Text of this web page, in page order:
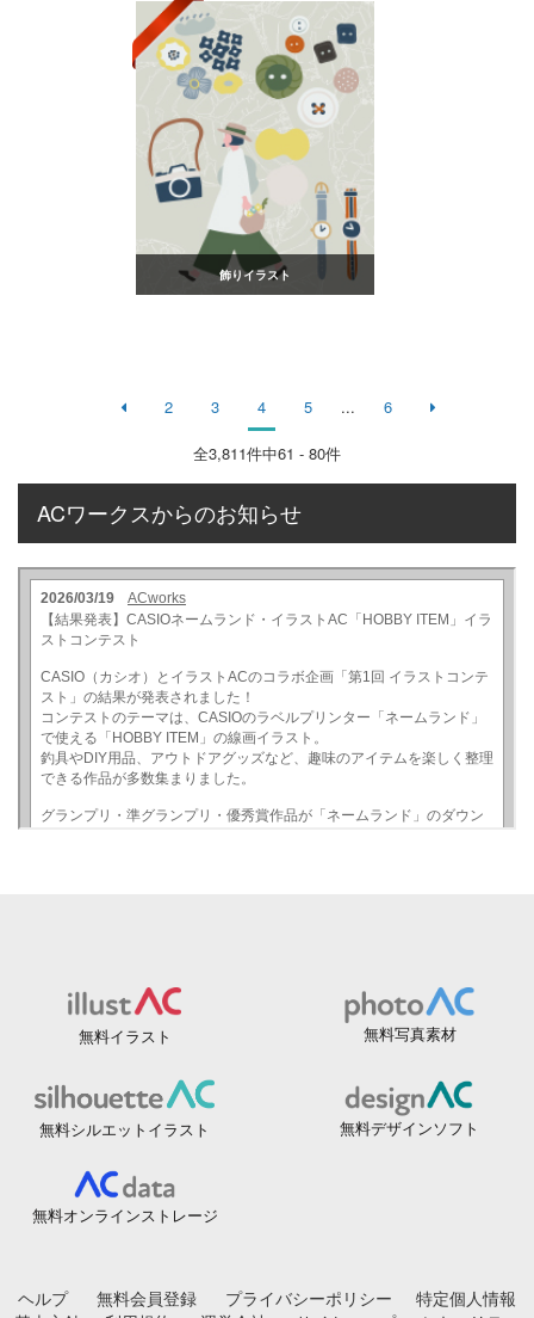
飾りイラスト
2 3 4 5 ... 6
全3,811件中61 - 80件
ACワークスからのお知らせ
無料イラスト 無料写真素材
無料シルエットイラスト 無料デザインソフト
無料オンラインストレージ
ヘルプ 無料会員登録 プライバシーポリシー
特定個人情報